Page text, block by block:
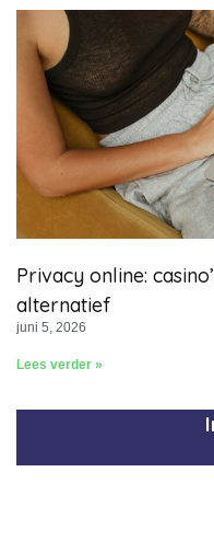
Privacy online:
alternatief
juni 5, 2026
Lees verder »